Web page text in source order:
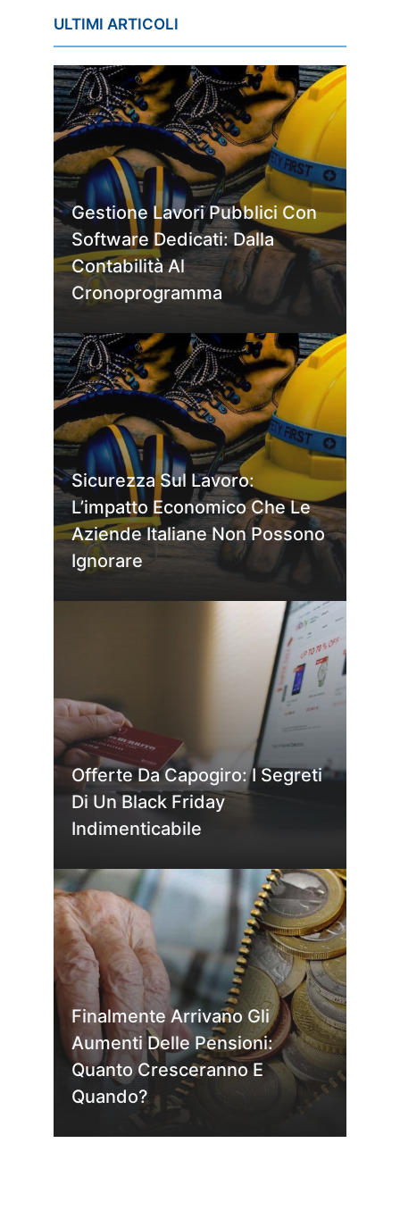
ULTIMI ARTICOLI
Gestione Lavori Pubblici Con
Software Dedicati: Dalla
Contabilità Al
Cronoprogramma
Sicurezza Sul Lavoro:
L’impatto Economico Che Le
Aziende Italiane Non Possono
Ignorare
Offerte Da Capogiro: I Segreti
Di Un Black Friday
Indimenticabile
Finalmente Arrivano Gli
Aumenti Delle Pensioni:
Quanto Cresceranno E
Quando?